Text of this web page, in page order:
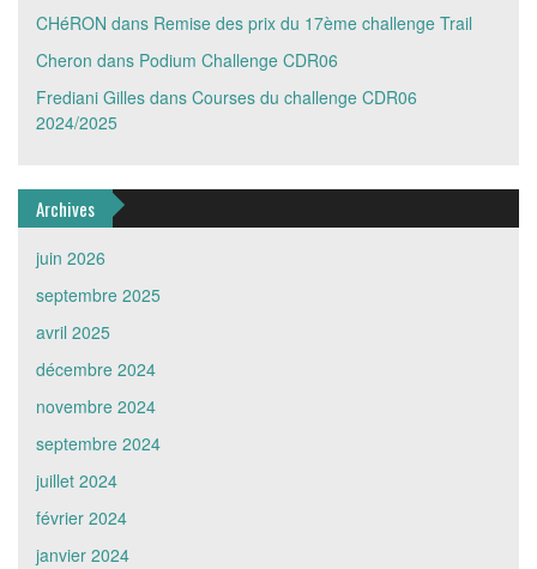
CHéRON dans Remise des prix du 17ème challenge Trail
Cheron dans Podium Challenge CDR06
Frediani Gilles dans Courses du challenge CDR06
2024/2025
Archives
juin 2026
septembre 2025
avril 2025
décembre 2024
novembre 2024
septembre 2024
juillet 2024
février 2024
janvier 2024